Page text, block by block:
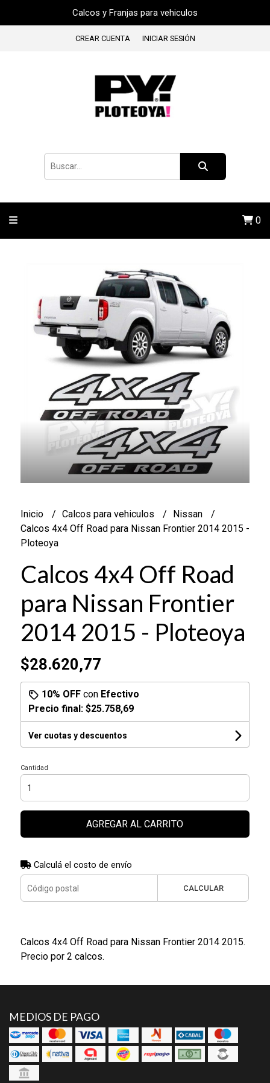
Calcos y Franjas para vehiculos
CREAR CUENTA INICIAR SESIÓN
0
Inicio Calcos para vehiculos
Nissan
Calcos 4x4 Off Road para Nissan Frontier 2014 2015 -
Ploteoya
Calcos 4x4 Off Road
para Nissan Frontier
2014 2015 - Ploteoya
$28.620,77
10% OFFcon Efectivo
Precio final: $25.758,69
Ver cuotas y descuentos
Cantidad
AGREGAR AL CARRITO
Calculá el costo de envío
CALCULAR
Calcos 4x4 Off Road para Nissan Frontier 2014 2015.
Precio por 2 calcos.
MEDIOS DE PAGO